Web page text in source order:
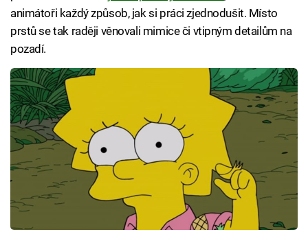
animátoři každý způsob, jak si práci zjednodušit. Místo
prstů se tak raději věnovali mimice či vtipným detailům na
pozadí.